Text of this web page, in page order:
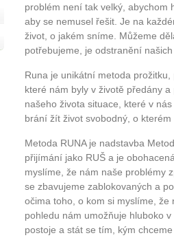
problém není tak velký, abychom
aby se nemusel řešit. Je na
život, o jakém sníme. Můžeme
potřebujeme, je odstranění
Runa je unikátní metoda
které nám byly v životě předány
našeho života situace, které v
brání žít život svobodný, o kterém
Metoda RUNA je nadstavba
přijímání jako RUŠ a je
myslíme, že nám naše problémy
se zbavujeme zablokovaných a
očima toho, o kom si myslíme, že
pohledu nám umožňuje hluboko
postoje a stát se tím, kým